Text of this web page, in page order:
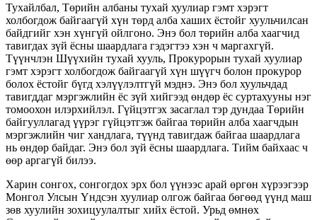
Тухайлбал, Төрийн албаны тухай хуулиар гэмт хэрэгт
холбогдож байгаагүй хүн төрд алба хаших ёстойг хуульчилсан
байдгийг хэн хүнгүй ойлгоно. Энэ бол төрийн алба хаагчид
тавигдах зүй ёсны шаардлага гэдэгтээ хэн ч маргахгүй.
Түүнчлэн Шүүхийн тухай хууль, Прокурорын тухай хуулиар
гэмт хэрэгт холбогдож байгаагүй хүн шүүгч болон прокурор
болох ёстойг бүгд хэлүүлэлтгүй мэднэ. Энэ бол хуульчдад
тавигддаг мэргэжлийн ёс зүй хийгээд өндөр ёс суртахууны нэг
томоохон илэрхийлэл. Гүйцэтгэх засаглал тэр дундаа Төрийн
байгууллагад үүрэг гүйцэтгэж байгаа төрийн алба хаагчдын
мэргэжлийн чиг хандлага, түүнд тавигдаж байгаа шаардлага
нь өндөр байдаг. Энэ бол зүй ёсны шаардлага. Тийм байхаас ч
өөр аргагүй билээ.
Харин сонгох, сонгогдох эрх бол үүнээс арай өргөн хүрээгээр
Монгол Улсын Үндсэн хуулиар олгож байгаа бөгөөд үүнд маш
зөв хуулийн зохицуулалтыг хийх ёстой. Урьд өмнөх